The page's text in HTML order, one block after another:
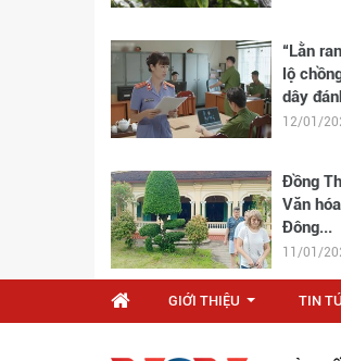
“Lằn
lộ
dây
12/01/
Đồng
Văn
Đông...
11/01/
GIỚI THIỆU TIN